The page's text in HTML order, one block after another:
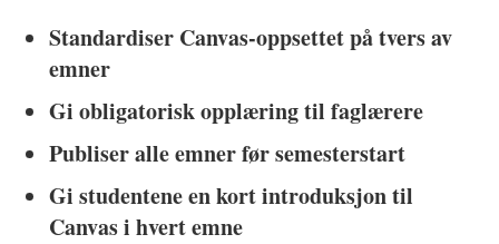
Standardiser Canvas-oppsettet på tvers av
emner
Gi obligatorisk opplæring til faglærere
Publiser alle emner før semesterstart
Gi studentene en kort introduksjon til
Canvas i hvert emne